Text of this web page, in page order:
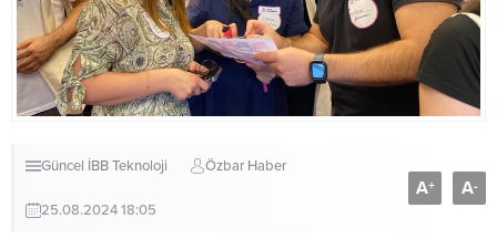
Güncel İBBTeknoloji Özbar Haber
25.08.2024 18:05
A+ A-